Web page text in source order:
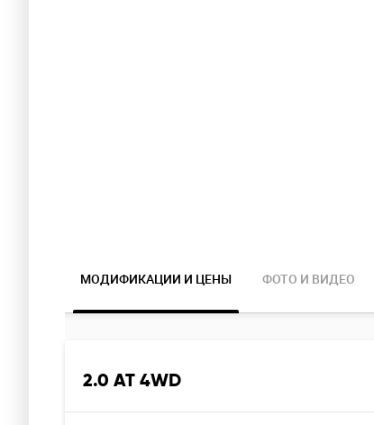
МОДИФИКАЦИИ И ЦЕНЫ ФОТО И ВИДЕО
2.0 AT 4WD